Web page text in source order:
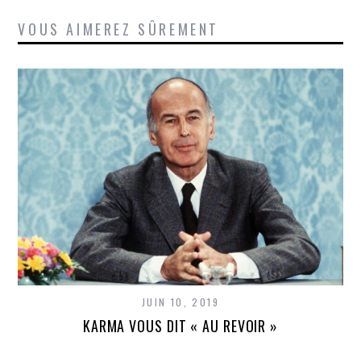
VOUS AIMEREZ SÛREMENT
JUIN 10, 2019
KARMA VOUS DIT « AU REVOIR »